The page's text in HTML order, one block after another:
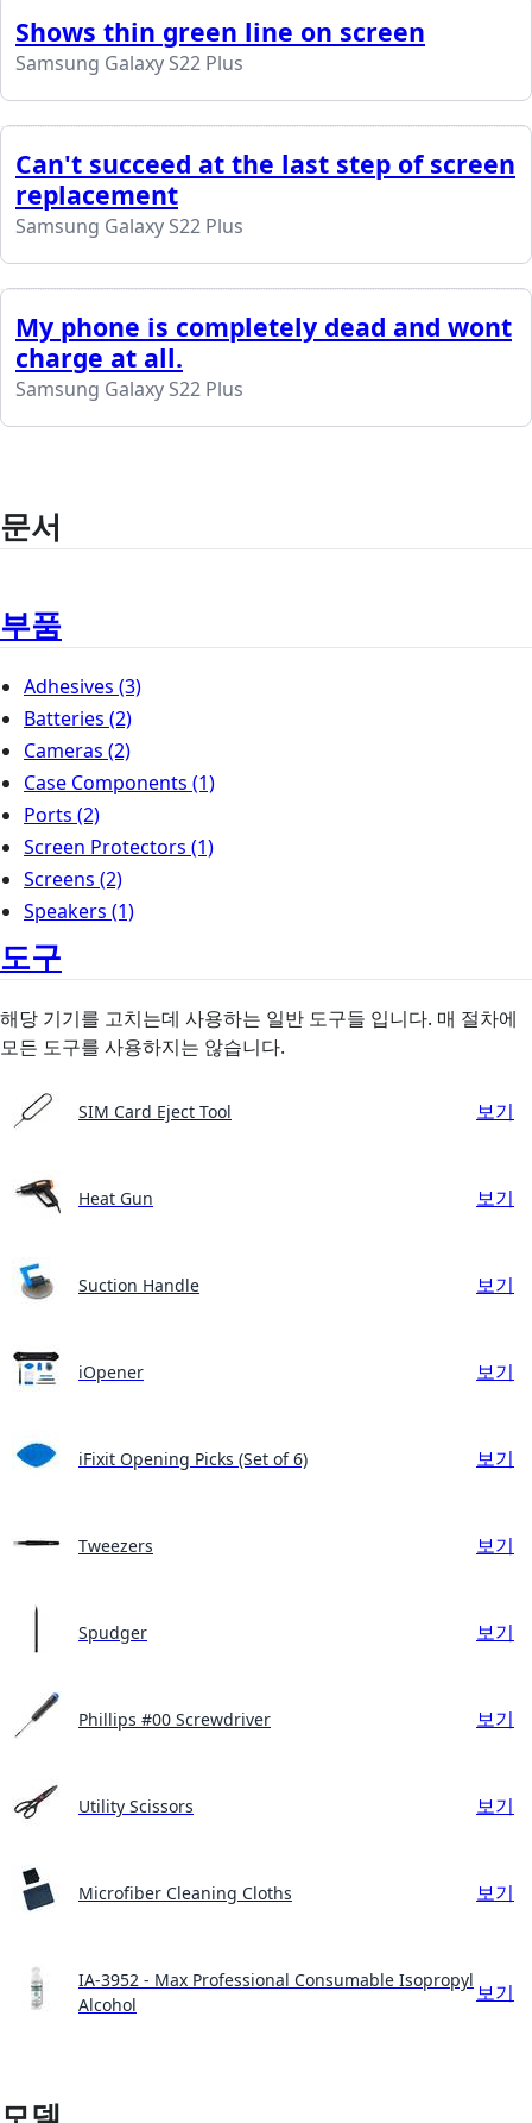
Shows thin green line on screen
Samsung Galaxy S22 Plus
Can't succeed at the last step of screen
replacement
Samsung Galaxy S22 Plus
My phone is completely dead and wont
charge at all.
Samsung Galaxy S22 Plus
문서
부품
Adhesives (3)
Batteries (2)
Cameras (2)
Case Components (1)
Ports (2)
Screen Protectors (1)
Screens (2)
Speakers (1)
도구
해당 기기를 고치는데 사용하는 일반 도구들 입니다. 매 절차에
모든 도구를 사용하지는 않습니다.
SIM Card Eject Tool 보기
Heat Gun 보기
Suction Handle 보기
iOpener 보기
iFixit Opening Picks (Set of 6) 보기
Tweezers 보기
Spudger 보기
Phillips #00 Screwdriver 보기
Utility Scissors 보기
Microfiber Cleaning Cloths 보기
IA-3952 - Max Professional Consumable Isopropyl
Alcohol
보기